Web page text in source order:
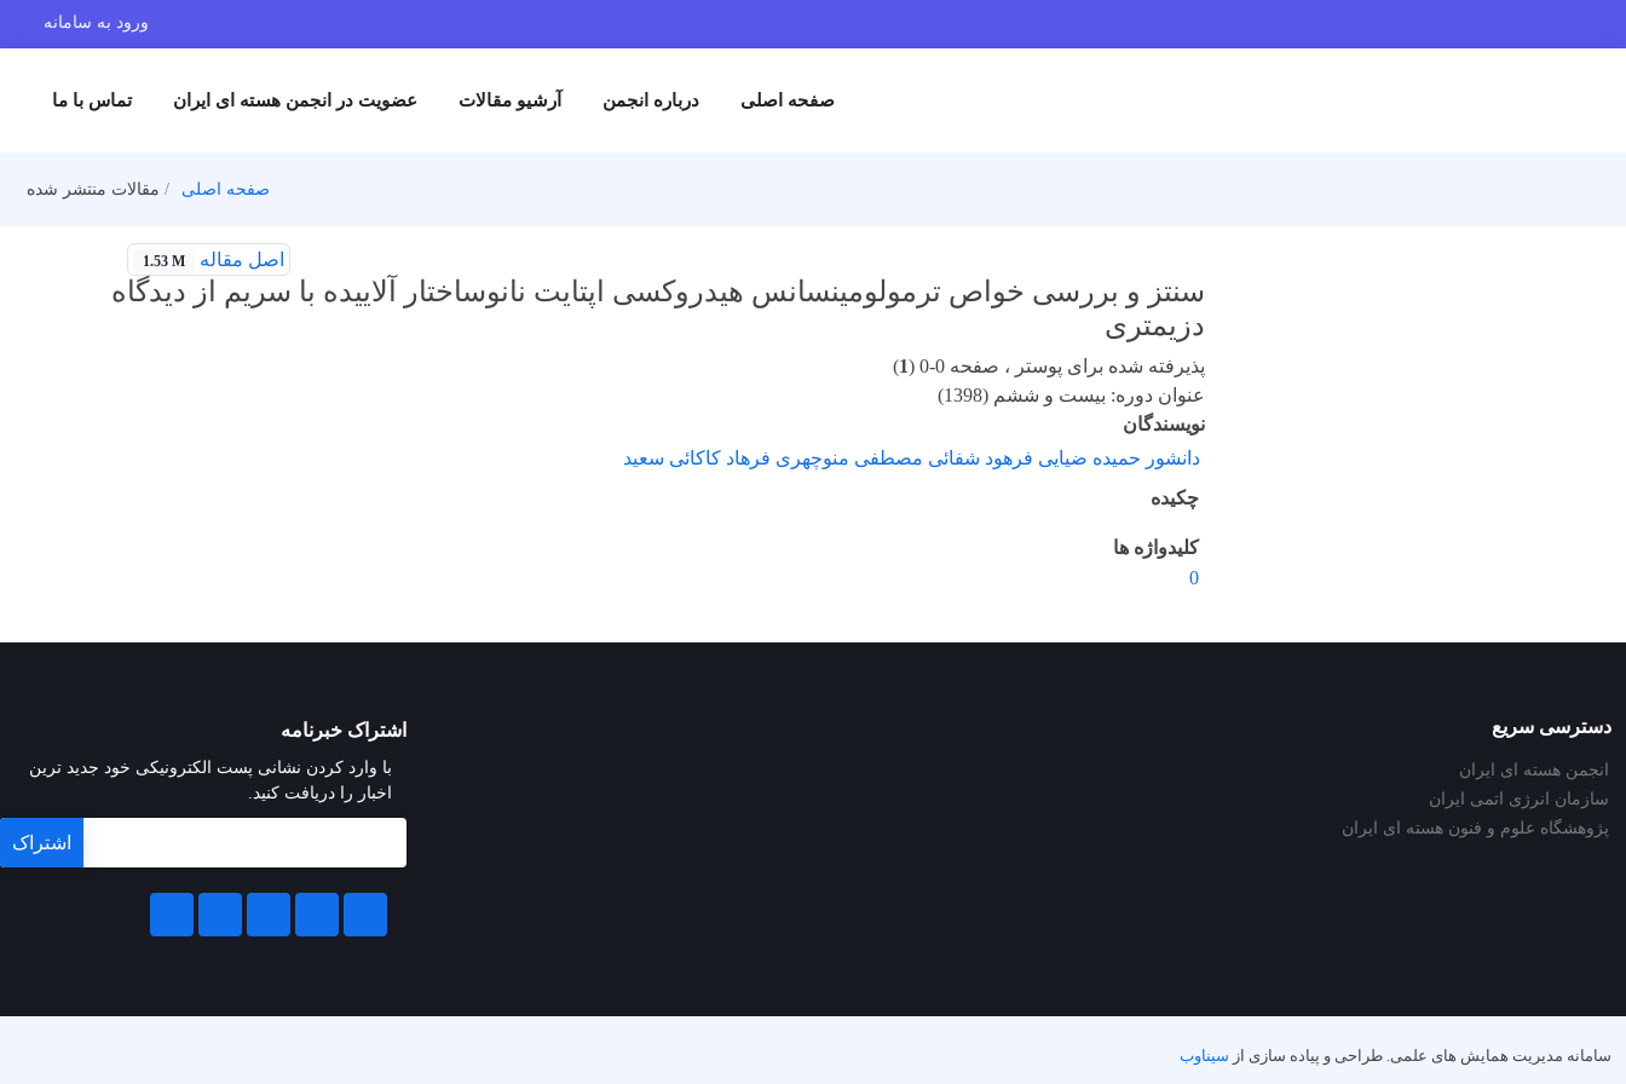
ورود به سامانه
صفحه اصلی درباره انجمن آرشیو مقالات عضویت در انجمن هسته ای ایران تماس با ما
صفحه اصلی مقالات منتشر شده
اصل مقاله 1.53 M
سنتز و بررسی خواص ترمولومینسانس هیدروکسی اپتایت نانوساختار آلاییده با سریم از دیدگاه
دزیمتری
پذیرفته شده برای پوستر ، صفحه 0-0 ( 1
)
عنوان دوره: بیست و ششم (1398)
نویسندگان
دانشور حمیده ضیایی فرهود شفائی مصطفی منوچهری فرهاد کاکائی سعید
چکیده
کلیدواژه ها
0
دسترسی سریع
انجمن هسته ای ایران
سازمان انرژی اتمی ایران
پژوهشگاه علوم و فنون هسته ای ایران
اشتراک خبرنامه
با وارد کردن نشانی پست الکترونیکی خود جدید ترین
اخبار را دریافت کنید.
سامانه مدیریت همایش های علمی. طراحی و پیاده سازی از سیناوب